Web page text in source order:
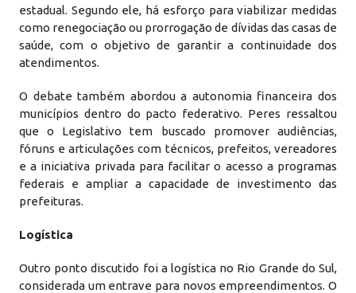
estadual. Segundo ele, há esforço para viabilizar medidas
como renegociação ou prorrogação de dívidas das casas de
saúde, com o objetivo de garantir a continuidade dos
atendimentos.
O debate também abordou a autonomia financeira dos
municípios dentro do pacto federativo. Peres ressaltou
que o Legislativo tem buscado promover audiências,
fóruns e articulações com técnicos, prefeitos, vereadores
e a iniciativa privada para facilitar o acesso a programas
federais e ampliar a capacidade de investimento das
prefeituras.
Logística
Outro ponto discutido foi a logística no Rio Grande do Sul,
considerada um entrave para novos empreendimentos. O